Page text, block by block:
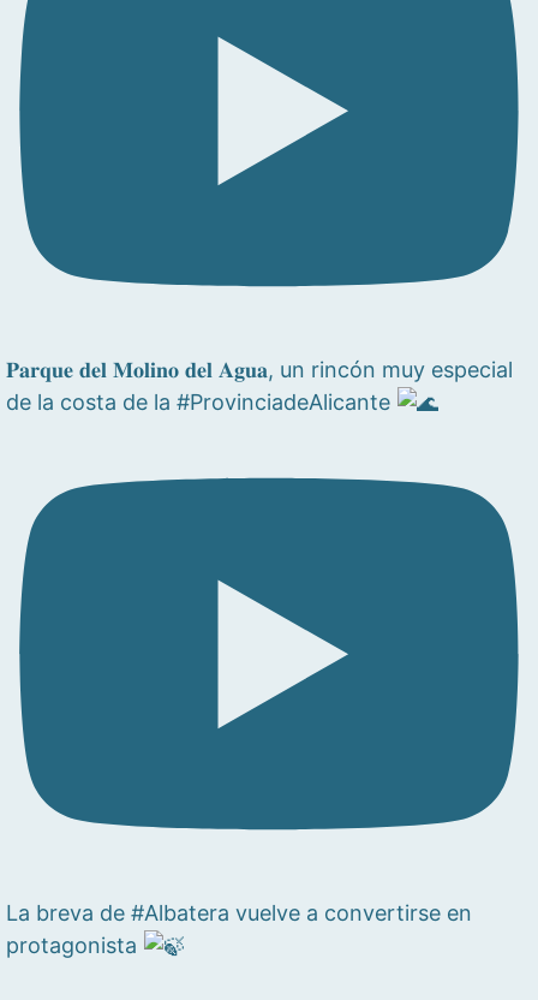
𝐏𝐚𝐫𝐪𝐮𝐞 𝐝𝐞𝐥 𝐌𝐨𝐥𝐢𝐧𝐨 𝐝𝐞𝐥 𝐀𝐠𝐮𝐚, un rincón muy especial
de la costa de la #ProvinciadeAlicante
La breva de #Albatera vuelve a convertirse en
protagonista